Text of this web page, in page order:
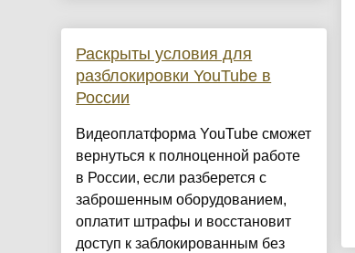
Раскрыты условия для
разблокировки YouTube в
России
Видеоплатформа YouTube сможет
вернуться к полноценной работе
в России, если разберется с
заброшенным оборудованием,
оплатит штрафы и восстановит
доступ к заблокированным без